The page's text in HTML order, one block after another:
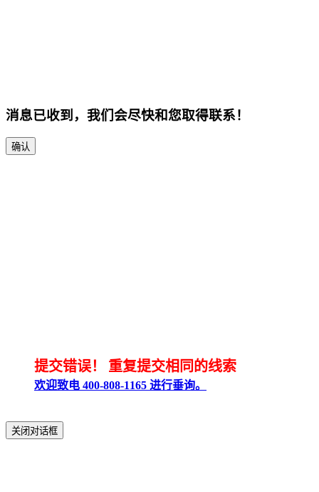
消息已收到，我们会尽快和您取得联系！
确认
提交错误！ 重复提交相同的线索
欢迎致电 400-808-1165 进行垂询。
关闭对话框